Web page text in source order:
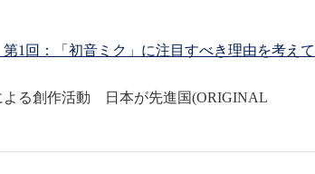
1回：「初音ミク」に注目すべき理由を考えて
よる創作活動 日本が先進国(ORIGINAL